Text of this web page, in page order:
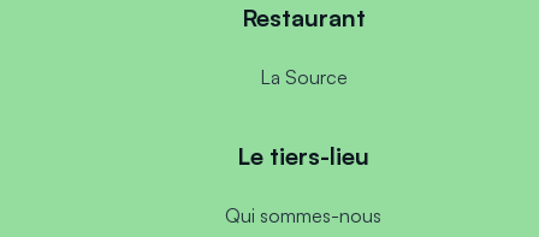
Restaurant
La Source
Le tiers-lieu
Qui sommes-nous